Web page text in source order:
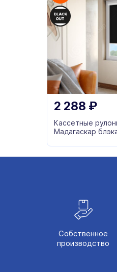
2 288 ₽
Кассетные
Мадагаскар
Собственное
производство